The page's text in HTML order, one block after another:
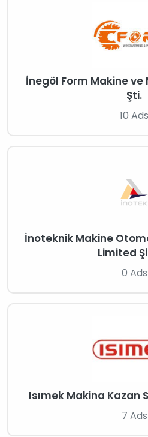
İnegöl Form Makine ve
Şti.
10 Ads
İnoteknik Makine
Limited
0 Ads
Isımek Makina Kazan
7 Ads